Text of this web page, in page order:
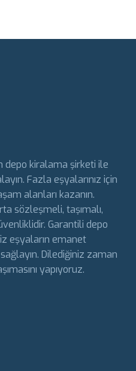
depo kiralama şirketi ile
Fazla eşyalarınız için
alanları kazanın.
sözleşmeli, taşımalı,
Garantili depo
eşyaların emanet
Dilediğiniz zaman
yapıyoruz.